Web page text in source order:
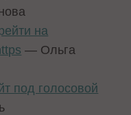
на
— Ольга
под голосовой